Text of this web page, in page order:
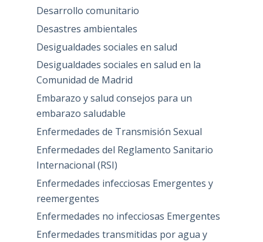
Desarrollo comunitario
Desastres ambientales
Desigualdades sociales en salud
Desigualdades sociales en salud en la
Comunidad de Madrid
Embarazo y salud consejos para un
embarazo saludable
Enfermedades de Transmisión Sexual
Enfermedades del Reglamento Sanitario
Internacional (RSI)
Enfermedades infecciosas Emergentes y
reemergentes
Enfermedades no infecciosas Emergentes
Enfermedades transmitidas por agua y